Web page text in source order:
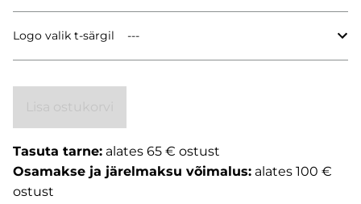
Logo valik t-särgil
Tasuta tarne: alates 65 € ostust
Osamakse ja järelmaksu võimalus: alates 100 €
ostust